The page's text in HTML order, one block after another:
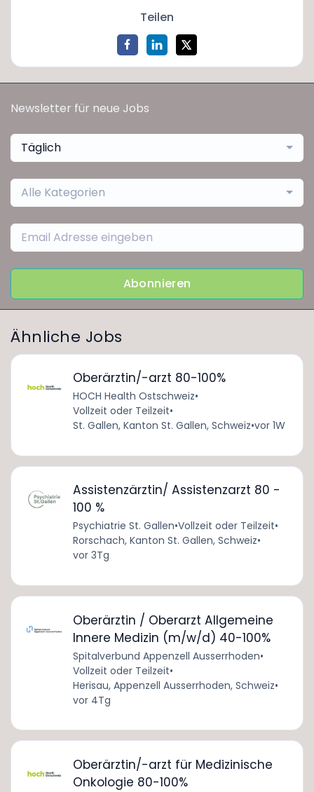
Teilen
Newsletter für neue Jobs
Täglich
Alle Kategorien
Abonnieren
Ähnliche Jobs
Oberärztin/-arzt 80-100%
HOCH Health Ostschweiz•
Vollzeit oder Teilzeit•
St. Gallen, Kanton St. Gallen, Schweiz•vor 1W
Assistenzärztin/ Assistenzarzt 80 -
100 %
Psychiatrie St. Gallen•Vollzeit oder Teilzeit•
Rorschach, Kanton St. Gallen, Schweiz•
vor 3Tg
Oberärztin / Oberarzt Allgemeine
Innere Medizin (m/w/d) 40-100%
Spitalverbund Appenzell Ausserrhoden•
Vollzeit oder Teilzeit•
Herisau, Appenzell Ausserrhoden, Schweiz•
vor 4Tg
Oberärztin/-arzt für Medizinische
Onkologie 80-100%